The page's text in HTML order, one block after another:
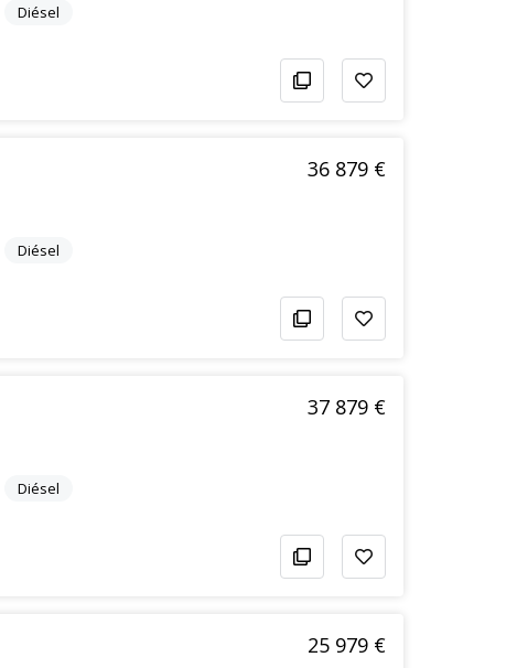
Diésel
36 879 €
Diésel
37 879 €
Diésel
25 979 €